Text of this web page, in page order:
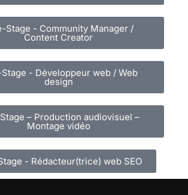
Stage - Community Manager /
Content Creator
- Développeur web / Web
design
– Production audiovisuel –
Montage vidéo
- Rédacteur(trice) web SEO